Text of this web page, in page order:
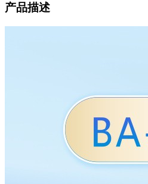
产品描述